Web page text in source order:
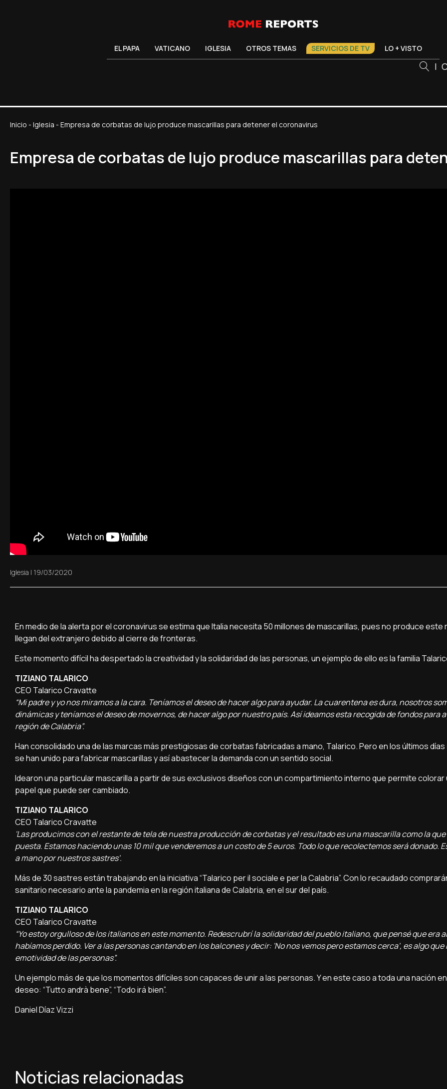
EL PAPA VATICANO IGLESIA OTROS TEMAS SERVICIOS DE TV LO + VISTO
|
Inicio - Iglesia - Empresa de corbatas de lujo produce mascarillas para detener el coronavirus
Empresa de corbatas de lujo produce mascarillas para
Iglesia | 19/03/2020
En medio de la alerta por el coronavirus se estima que Italia necesita 50 millones de mascarillas, pues no produce este
llegan del extranjero debido al cierre de fronteras.
Este momento difícil ha despertado la creatividad y la solidaridad de las personas, un ejemplo de ello es la familia
TIZIANO TALARICO
CEO Talarico Cravatte
“Mi padre y yo nos miramos a la cara. Teníamos el deseo de hacer algo para ayudar. La cuarentena es dura, nosotros
dinámicas y teníamos el deseo de movernos, de hacer algo por nuestro país. Así ideamos esta recogida de fondos para
región de Calabria”.
Han consolidado una de las marcas más prestigiosas de corbatas fabricadas a mano, Talarico. Pero en los últimos
se han unido para fabricar mascarillas y así abastecer la demanda con un sentido social.
Idearon una particular mascarilla a partir de sus exclusivos diseños con un compartimiento interno que permite colorar
papel que puede ser cambiado.
TIZIANO TALARICO
CEO Talarico Cravatte
'Las producimos con el restante de tela de nuestra producción de corbatas y el resultado es una mascarilla como la
puesta. Estamos haciendo unas 10 mil que venderemos a un costo de 5 euros. Todo lo que recolectemos será donado.
a mano por nuestros sastres'.
Más de 30 sastres están trabajando en la iniciativa “Talarico per il sociale e per la Calabria”. Con lo recaudado
sanitario necesario ante la pandemia en la región italiana de Calabria, en el sur del país.
TIZIANO TALARICO
CEO Talarico Cravatte
“Yo estoy orgulloso de los italianos en este momento. Redescrubrí la solidaridad del pueblo italiano, que pensé que era
habíamos perdido. Ver a las personas cantando en los balcones y decir: 'No nos vemos pero estamos cerca', es algo que
emotividad de las personas”.
Un ejemplo más de que los momentos difíciles son capaces de unir a las personas. Y en este caso a toda una nación
deseo: “Tutto andrà bene”, “Todo irá bien”.
Daniel Díaz Vizzi
Noticias relacionadas